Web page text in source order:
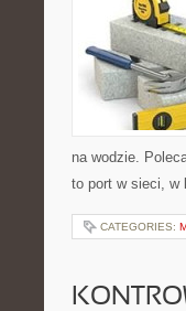
na wodzie.
to port w sieci, w
CATEGORIES: